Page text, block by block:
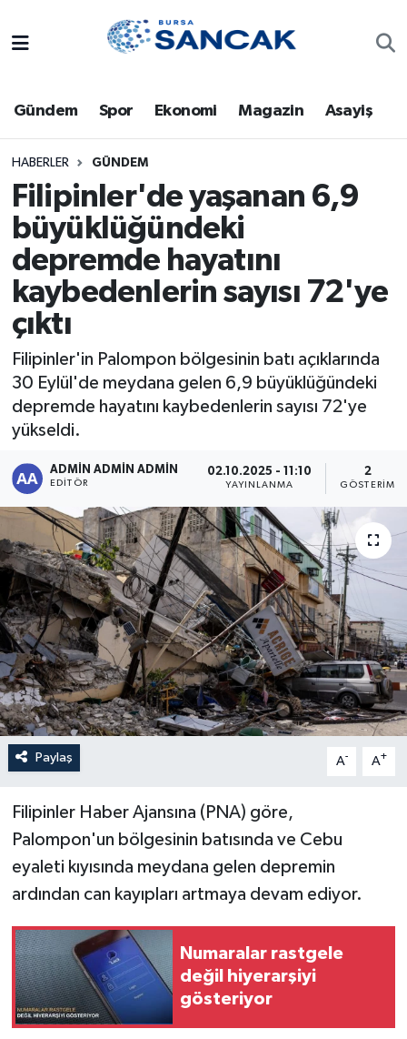
Gündem Spor Ekonomi Magazin Asayiş
HABERLER GÜNDEM
Filipinler'de yaşanan 6,9
büyüklüğündeki
depremde hayatını
kaybedenlerin sayısı 72'ye
çıktı
Filipinler'in Palompon bölgesinin batı açıklarında
30 Eylül'de meydana gelen 6,9 büyüklüğündeki
depremde hayatını kaybedenlerin sayısı 72'ye
yükseldi.
ADMİN ADMİN ADMİN
EDITÖR
02.10.2025 - 11:10
YAYINLANMA
2
GÖSTERIM
Paylaş A- A+
Filipinler Haber Ajansına (PNA) göre,
Palompon'un bölgesinin batısında ve Cebu
eyaleti kıyısında meydana gelen depremin
ardından can kayıpları artmaya devam ediyor.
Numaralar rastgele
değil hiyerarşiyi
gösteriyor
Bursa
Dünya
Eğitim
Ekonomi
Genel
Magazin
Sağlık
Siyaset
Spor
Türkiye
Trafik Durumu
Süper Lig Puan Durumu ve Fikstür
Tüm Manşetler
Son Dakika Haberleri
Haber Arşivi